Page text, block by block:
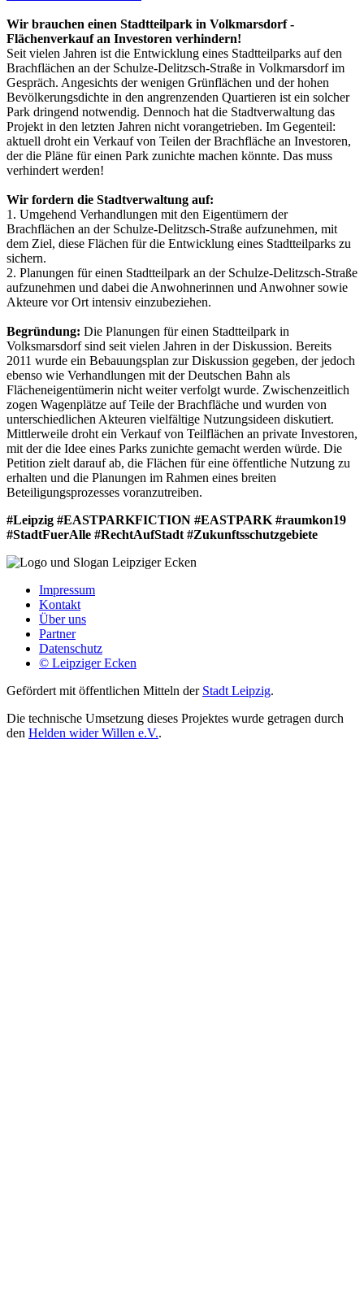
Wir brauchen einen Stadtteilpark in Volkmarsdorf -
Flächenverkauf an Investoren verhindern!
Seit vielen Jahren ist die Entwicklung eines Stadtteilparks auf den
Brachflächen an der Schulze-Delitzsch-Straße in Volkmarsdorf im
Gespräch. Angesichts der wenigen Grünflächen und der hohen
Bevölkerungsdichte in den angrenzenden Quartieren ist ein solcher
Park dringend notwendig. Dennoch hat die Stadtverwaltung das
Projekt in den letzten Jahren nicht vorangetrieben. Im Gegenteil:
aktuell droht ein Verkauf von Teilen der Brachfläche an Investoren,
der die Pläne für einen Park zunichte machen könnte. Das muss
verhindert werden!
Wir fordern die Stadtverwaltung auf:
1. Umgehend Verhandlungen mit den Eigentümern der
Brachflächen an der Schulze-Delitzsch-Straße aufzunehmen, mit
dem Ziel, diese Flächen für die Entwicklung eines Stadtteilparks zu
sichern.
2. Planungen für einen Stadtteilpark an der Schulze-Delitzsch-Straße
aufzunehmen und dabei die Anwohnerinnen und Anwohner sowie
Akteure vor Ort intensiv einzubeziehen.
Begründung: Die Planungen für einen Stadtteilpark in
Volksmarsdorf sind seit vielen Jahren in der Diskussion. Bereits
2011 wurde ein Bebauungsplan zur Diskussion gegeben, der jedoch
ebenso wie Verhandlungen mit der Deutschen Bahn als
Flächeneigentümerin nicht weiter verfolgt wurde. Zwischenzeitlich
zogen Wagenplätze auf Teile der Brachfläche und wurden von
unterschiedlichen Akteuren vielfältige Nutzungsideen diskutiert.
Mittlerweile droht ein Verkauf von Teilflächen an private Investoren,
mit der die Idee eines Parks zunichte gemacht werden würde. Die
Petition zielt darauf ab, die Flächen für eine öffentliche Nutzung zu
erhalten und die Planungen im Rahmen eines breiten
Beteiligungsprozesses voranzutreiben.
#Leipzig #EASTPARKFICTION #EASTPARK #raumkon19
#StadtFuerAlle #RechtAufStadt #Zukunftsschutzgebiete
Impressum
Kontakt
Über uns
Partner
Datenschutz
© Leipziger Ecken
Gefördert mit öffentlichen Mitteln der Stadt Leipzig.
Die technische Umsetzung dieses Projektes wurde getragen durch
den Helden wider Willen e.V..